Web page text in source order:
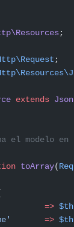
;
;
extends
el modelo en
toArray(
         =>
       =>